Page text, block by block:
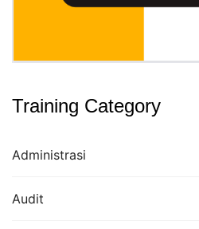
Training Category
Administrasi
Audit